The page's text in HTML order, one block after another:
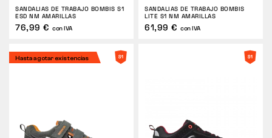
SANDALIAS DE TRABAJO BOMBIS S1
ESD NM AMARILLAS
76,99 € con IVA
SANDALIAS DE TRABAJO BOMBIS
LITE S1 NM AMARILLAS
61,99 € con IVA
Hasta agotar existencias